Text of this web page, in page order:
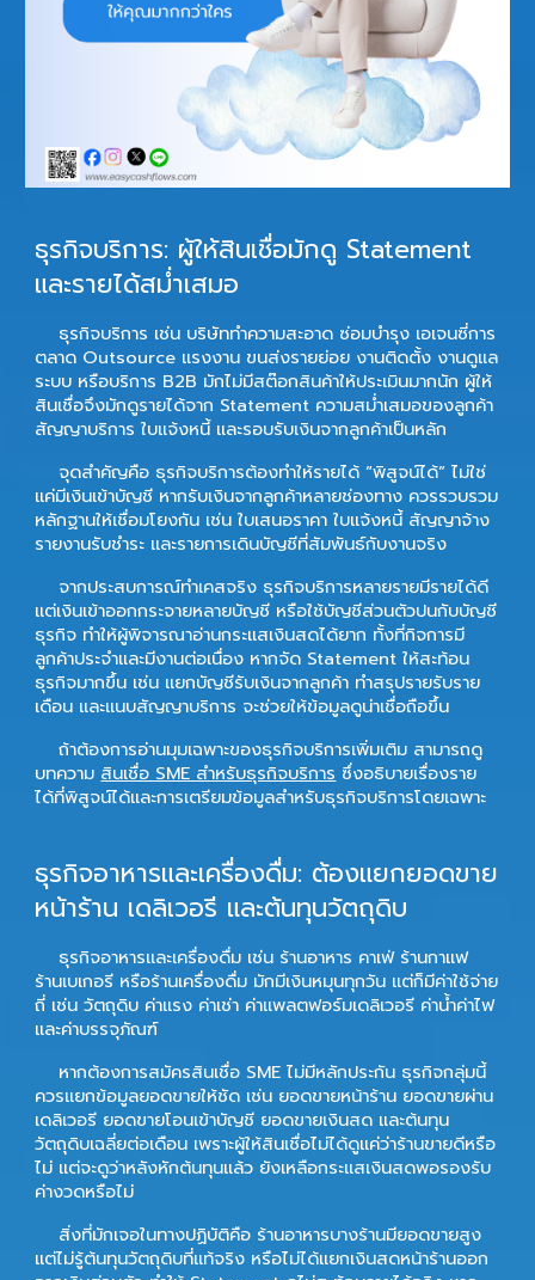
ธุรกิจบริการ: ผู้ให้สินเชื่อมักดู Statement
และรายได้สม่ำเสมอ
ธุรกิจบริการ เช่น บริษัททำความสะอาด ซ่อมบำรุง เอเจนซี่การ
ตลาด Outsource แรงงาน ขนส่งรายย่อย งานติดตั้ง งานดูแล
ระบบ หรือบริการ B2B มักไม่มีสต๊อกสินค้าให้ประเมินมากนัก ผู้ให้
สินเชื่อจึงมักดูรายได้จาก Statement ความสม่ำเสมอของลูกค้า
สัญญาบริการ ใบแจ้งหนี้ และรอบรับเงินจากลูกค้าเป็นหลัก
จุดสำคัญคือ ธุรกิจบริการต้องทำให้รายได้ “พิสูจน์ได้” ไม่ใช่
แค่มีเงินเข้าบัญชี หากรับเงินจากลูกค้าหลายช่องทาง ควรรวบรวม
หลักฐานให้เชื่อมโยงกัน เช่น ใบเสนอราคา ใบแจ้งหนี้ สัญญาจ้าง
รายงานรับชำระ และรายการเดินบัญชีที่สัมพันธ์กับงานจริง
จากประสบการณ์ทำเคสจริง ธุรกิจบริการหลายรายมีรายได้ดี
แต่เงินเข้าออกกระจายหลายบัญชี หรือใช้บัญชีส่วนตัวปนกับบัญชี
ธุรกิจ ทำให้ผู้พิจารณาอ่านกระแสเงินสดได้ยาก ทั้งที่กิจการมี
ลูกค้าประจำและมีงานต่อเนื่อง หากจัด Statement ให้สะท้อน
ธุรกิจมากขึ้น เช่น แยกบัญชีรับเงินจากลูกค้า ทำสรุปรายรับราย
เดือน และแนบสัญญาบริการ จะช่วยให้ข้อมูลดูน่าเชื่อถือขึ้น
ถ้าต้องการอ่านมุมเฉพาะของธุรกิจบริการเพิ่มเติม สามารถดู
บทความ สินเชื่อ SME สำหรับธุรกิจบริการ ซึ่งอธิบายเรื่องราย
ได้ที่พิสูจน์ได้และการเตรียมข้อมูลสำหรับธุรกิจบริการโดยเฉพาะ
ธุรกิจอาหารและเครื่องดื่ม: ต้องแยกยอดขาย
หน้าร้าน เดลิเวอรี และต้นทุนวัตถุดิบ
ธุรกิจอาหารและเครื่องดื่ม เช่น ร้านอาหาร คาเฟ่ ร้านกาแฟ
ร้านเบเกอรี หรือร้านเครื่องดื่ม มักมีเงินหมุนทุกวัน แต่ก็มีค่าใช้จ่าย
ถี่ เช่น วัตถุดิบ ค่าแรง ค่าเช่า ค่าแพลตฟอร์มเดลิเวอรี ค่าน้ำค่าไฟ
และค่าบรรจุภัณฑ์
หากต้องการสมัครสินเชื่อ SME ไม่มีหลักประกัน ธุรกิจกลุ่มนี้
ควรแยกข้อมูลยอดขายให้ชัด เช่น ยอดขายหน้าร้าน ยอดขายผ่าน
เดลิเวอรี ยอดขายโอนเข้าบัญชี ยอดขายเงินสด และต้นทุน
วัตถุดิบเฉลี่ยต่อเดือน เพราะผู้ให้สินเชื่อไม่ได้ดูแค่ว่าร้านขายดีหรือ
ไม่ แต่จะดูว่าหลังหักต้นทุนแล้ว ยังเหลือกระแสเงินสดพอรองรับ
ค่างวดหรือไม่
สิ่งที่มักเจอในทางปฏิบัติคือ ร้านอาหารบางร้านมียอดขายสูง
แต่ไม่รู้ต้นทุนวัตถุดิบที่แท้จริง หรือไม่ได้แยกเงินสดหน้าร้านออก